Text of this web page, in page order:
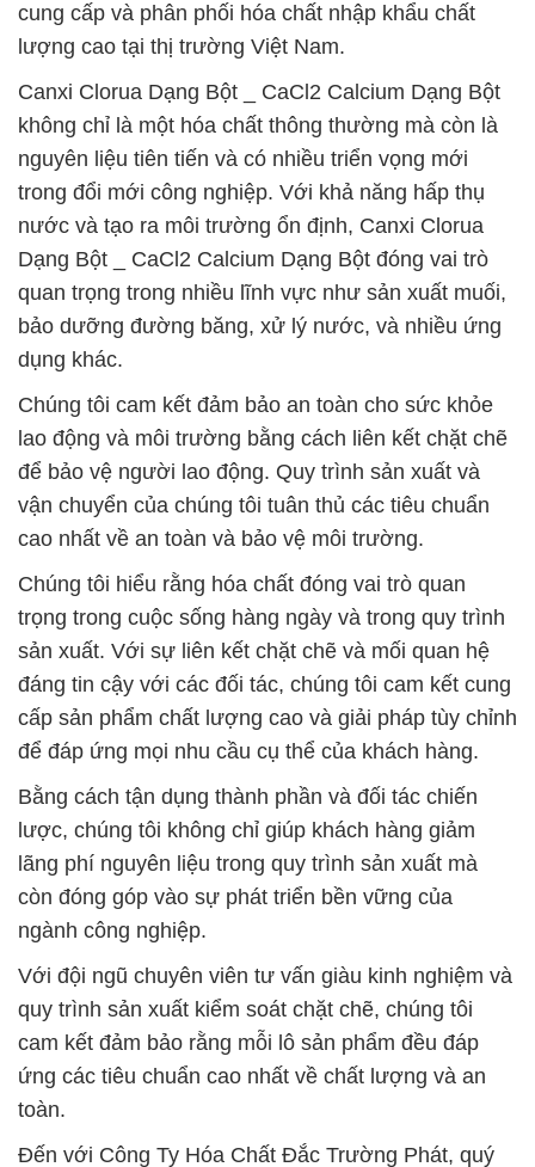
cung cấp và phân phối hóa chất nhập khẩu chất
lượng cao tại thị trường Việt Nam.
Canxi Clorua Dạng Bột _ CaCl2 Calcium Dạng Bột
không chỉ là một hóa chất thông thường mà còn là
nguyên liệu tiên tiến và có nhiều triển vọng mới
trong đổi mới công nghiệp. Với khả năng hấp thụ
nước và tạo ra môi trường ổn định, Canxi Clorua
Dạng Bột _ CaCl2 Calcium Dạng Bột đóng vai trò
quan trọng trong nhiều lĩnh vực như sản xuất muối,
bảo dưỡng đường băng, xử lý nước, và nhiều ứng
dụng khác.
Chúng tôi cam kết đảm bảo an toàn cho sức khỏe
lao động và môi trường bằng cách liên kết chặt chẽ
để bảo vệ người lao động. Quy trình sản xuất và
vận chuyển của chúng tôi tuân thủ các tiêu chuẩn
cao nhất về an toàn và bảo vệ môi trường.
Chúng tôi hiểu rằng hóa chất đóng vai trò quan
trọng trong cuộc sống hàng ngày và trong quy trình
sản xuất. Với sự liên kết chặt chẽ và mối quan hệ
đáng tin cậy với các đối tác, chúng tôi cam kết cung
cấp sản phẩm chất lượng cao và giải pháp tùy chỉnh
để đáp ứng mọi nhu cầu cụ thể của khách hàng.
Bằng cách tận dụng thành phần và đối tác chiến
lược, chúng tôi không chỉ giúp khách hàng giảm
lãng phí nguyên liệu trong quy trình sản xuất mà
còn đóng góp vào sự phát triển bền vững của
ngành công nghiệp.
Với đội ngũ chuyên viên tư vấn giàu kinh nghiệm và
quy trình sản xuất kiểm soát chặt chẽ, chúng tôi
cam kết đảm bảo rằng mỗi lô sản phẩm đều đáp
ứng các tiêu chuẩn cao nhất về chất lượng và an
toàn.
Đến với Công Ty Hóa Chất Đắc Trường Phát, quý